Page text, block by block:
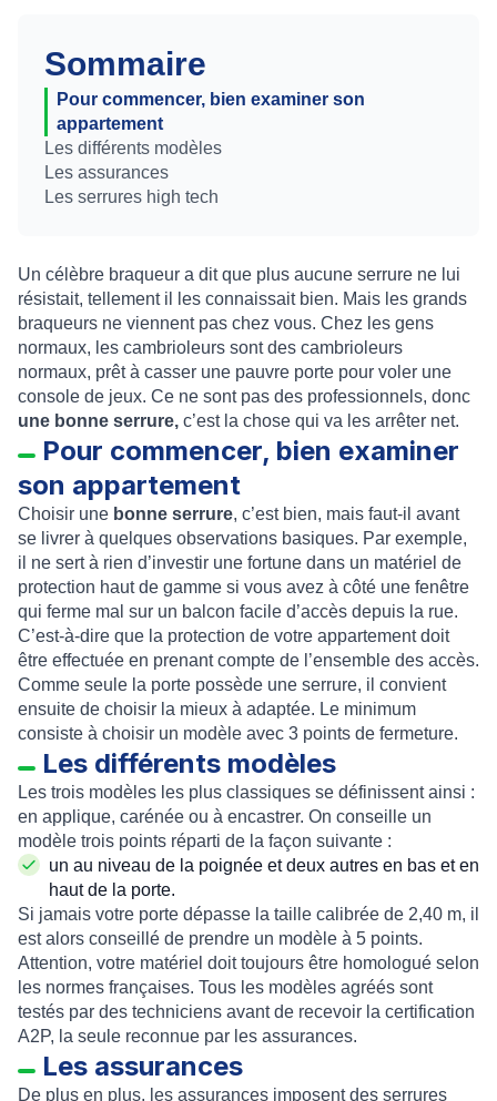
Sommaire
Pour commencer, bien examiner son
appartement
Les différents modèles
Les assurances
Les serrures high tech
Un célèbre braqueur a dit que plus aucune serrure ne lui
résistait, tellement il les connaissait bien. Mais les grands
braqueurs ne viennent pas chez vous. Chez les gens
normaux, les cambrioleurs sont des cambrioleurs
normaux, prêt à casser une pauvre porte pour voler une
console de jeux. Ce ne sont pas des professionnels, donc
une bonne serrure, c’est la chose qui va les arrêter net.
Pour commencer, bien examiner
son appartement
Choisir une bonne serrure, c’est bien, mais faut-il avant
se livrer à quelques observations basiques. Par exemple,
il ne sert à rien d’investir une fortune dans un matériel de
protection haut de gamme si vous avez à côté une fenêtre
qui ferme mal sur un balcon facile d’accès depuis la rue.
C’est-à-dire que la protection de votre appartement doit
être effectuée en prenant compte de l’ensemble des accès.
Comme seule la porte possède une serrure, il convient
ensuite de choisir la mieux à adaptée. Le minimum
consiste à choisir un modèle avec 3 points de fermeture.
Les différents modèles
Les trois modèles les plus classiques se définissent ainsi :
en applique, carénée ou à encastrer. On conseille un
modèle trois points réparti de la façon suivante :
un au niveau de la poignée et deux autres en bas et en
haut de la porte.
Si jamais votre porte dépasse la taille calibrée de 2,40 m, il
est alors conseillé de prendre un modèle à 5 points.
Attention, votre matériel doit toujours être homologué selon
les normes françaises. Tous les modèles agréés sont
testés par des techniciens avant de recevoir la certification
A2P, la seule reconnue par les assurances.
Les assurances
De plus en plus, les assurances imposent des serrures